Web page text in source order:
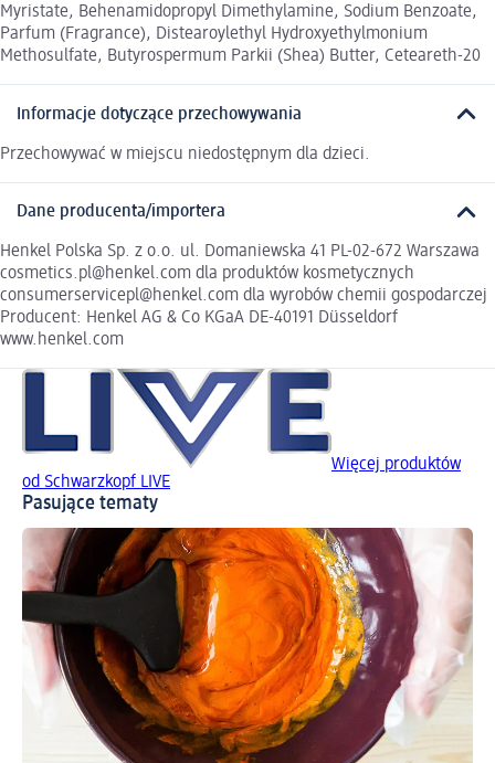
Myristate, Behenamidopropyl Dimethylamine, Sodium Benzoate,
Parfum (Fragrance), Distearoylethyl Hydroxyethylmonium
Methosulfate, Butyrospermum Parkii (Shea) Butter, Ceteareth-20
Informacje dotyczące przechowywania
Przechowywać w miejscu niedostępnym dla dzieci.
Dane producenta/importera
Henkel Polska Sp. z o.o. ul. Domaniewska 41 PL-02-672 Warszawa
cosmetics.pl@henkel.com dla produktów kosmetycznych
consumerservicepl@henkel.com dla wyrobów chemii gospodarczej
Producent: Henkel AG & Co KGaA DE-40191 Düsseldorf
www.henkel.com
Więcej produktów
od Schwarzkopf LIVE
Pasujące tematy